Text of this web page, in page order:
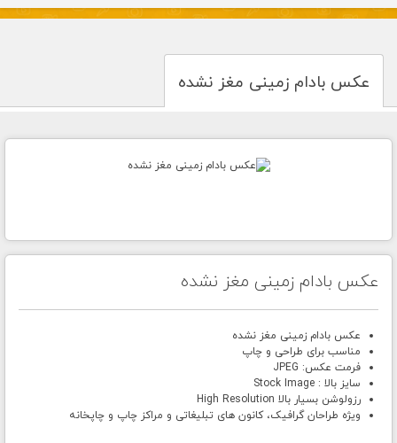
عکس بادام زمینی مغز نشده
عکس بادام زمینی مغز نشده
عکس بادام زمینی مغز نشده
مناسب برای طراحی و چاپ
فرمت عکس: JPEG
سایز بالا : Stock Image
رزولوشن بسیار بالا High Resolution
ویژه طراحان گرافیک، کانون های تبلیغاتی و مراکز چاپ و چاپخانه